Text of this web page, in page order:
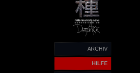
ARCHIV
HILFE